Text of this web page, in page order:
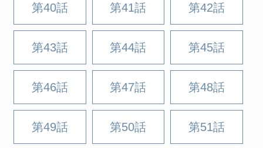
第40話 第41話 第42話
第43話 第44話 第45話
第46話 第47話 第48話
第49話 第50話 第51話